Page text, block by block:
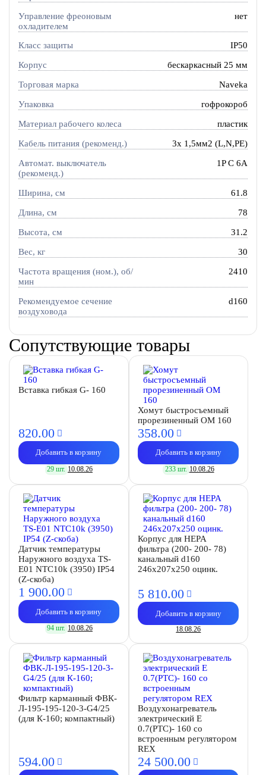
Управление фреоновым
охладителем
нет
Класс защиты IP50
Корпус бескаркасный 25 мм
Торговая марка Naveka
Упаковка гофрокороб
Материал рабочего колеса пластик
Кабель питания (рекоменд.) 3х 1,5мм2 (L,N,PE)
Автомат. выключатель
(рекоменд.)
1P C 6A
Ширина, см 61.8
Длина, см 78
Высота, см 31.2
Вес, кг 30
Частота вращения (ном.), об/
мин
2410
Рекомендуемое сечение
воздуховода
d160
Сопутствующие товары
Вставка гибкая G- 160
820.00
Добавить в корзину
29 шт. 10.08.26
Хомут быстросъемный
прорезиненный OM 160
358.00
Добавить в корзину
233 шт. 10.08.26
Датчик температуры
Наружного воздуха TS-
E01 NTC10k (3950) IP54
(Z-скоба)
1 900.00
Добавить в корзину
94 шт. 10.08.26
Корпус для HEPA
фильтра (200- 200- 78)
канальный d160
246х207х250 оцинк.
5 810.00
Добавить в корзину
18.08.26
Фильтр карманный ФВК-
Л-195-195-120-3-G4/25
(для К-160; компактный)
594.00
Воздухонагреватель
электрический E
0.7(PTC)- 160 со
встроенным регулятором
REX
24 500.00